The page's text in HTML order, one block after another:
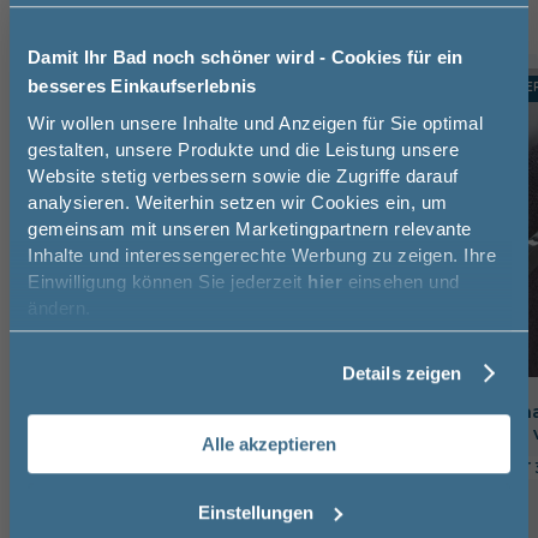
Damit Ihr Bad noch schöner wird - Cookies für ein
besseres Einkaufserlebnis
Wir wollen unsere Inhalte und Anzeigen für Sie optimal
gestalten, unsere Produkte und die Leistung unsere
Website stetig verbessern sowie die Zugriffe darauf
analysieren. Weiterhin setzen wir Cookies ein, um
gemeinsam mit unseren Marketingpartnern relevante
Inhalte und interessengerechte Werbung zu zeigen. Ihre
Einwilligung können Sie jederzeit hier einsehen und
ändern.
Details zeigen
Alle akzeptieren
Einstellungen
TOPSELLER -24%
Pelipal Handtuchhalter zur
Korpusmontage, 1-armig
Puris
zweiarmig,
Jetzt 50 € sparen!
Melde Sie sich hier zu unserem
Newsletter an und sparen Sie
50€* auf Ihre Bestellung!
Email